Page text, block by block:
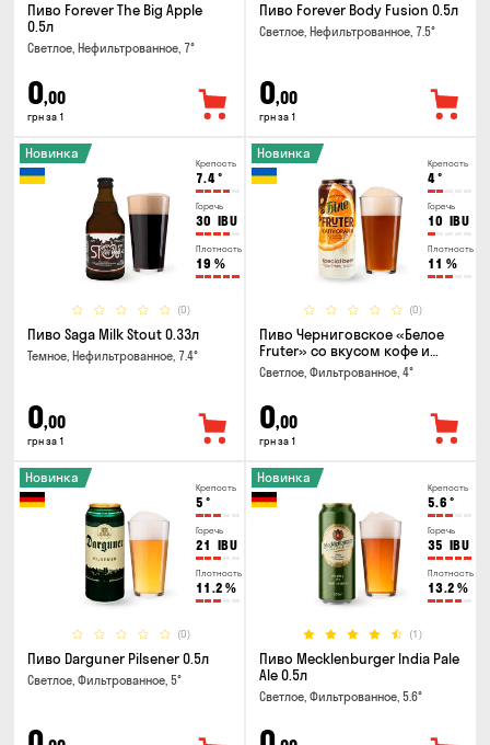
Пиво Forever The Big Apple
0.5л
Светлое, Нефильтрованное, 7°
0,00
грн за 1
Пиво Forever Body Fusion 0.5л
Светлое, Нефильтрованное, 7.5°
0,00
грн за 1
Крепость
7.4°
Горечь
30 IBU
Плотность
19 %
(0)
Новинка
Пиво Saga Milk Stout 0.33л
Темное, Нефильтрованное, 7.4°
0,00
грн за 1
Крепость
4°
Горечь
10 IBU
Плотность
11 %
(0)
Новинка
Пиво Черниговское «Белое
Fruter» со вкусом кофе и
апельсина 0.5 л
Светлое, Фильтрованное, 4°
0,00
грн за 1
Крепость
5 °
Горечь
21 IBU
Плотность
11.2 %
(0)
Новинка
Пиво Darguner Pilsener 0.5л
Светлое, Фильтрованное, 5°
Крепость
5.6 °
Горечь
35 IBU
Плотность
13.2 %
(1)
Новинка
Пиво Mecklenburger India Pale
Ale 0.5л
Светлое, Фильтрованное, 5.6°